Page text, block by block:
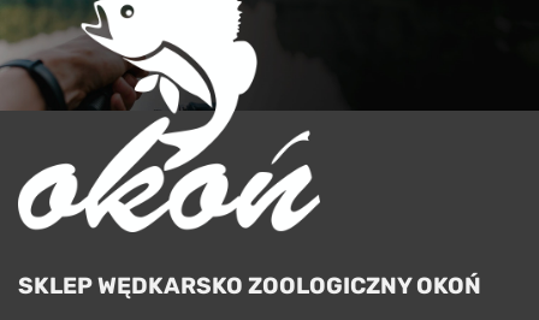
SKLEP WĘDKARSKO ZOOLOGICZNY OKOŃ